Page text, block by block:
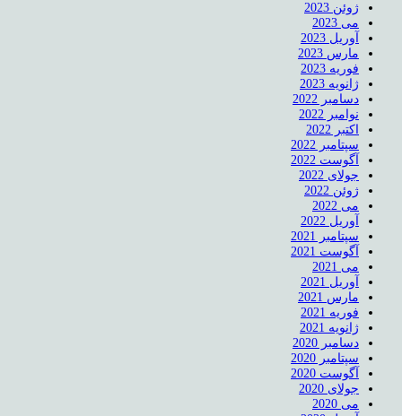
ژوئن 2023
می 2023
آوریل 2023
مارس 2023
فوریه 2023
ژانویه 2023
دسامبر 2022
نوامبر 2022
اکتبر 2022
سپتامبر 2022
آگوست 2022
جولای 2022
ژوئن 2022
می 2022
آوریل 2022
سپتامبر 2021
آگوست 2021
می 2021
آوریل 2021
مارس 2021
فوریه 2021
ژانویه 2021
دسامبر 2020
سپتامبر 2020
آگوست 2020
جولای 2020
می 2020